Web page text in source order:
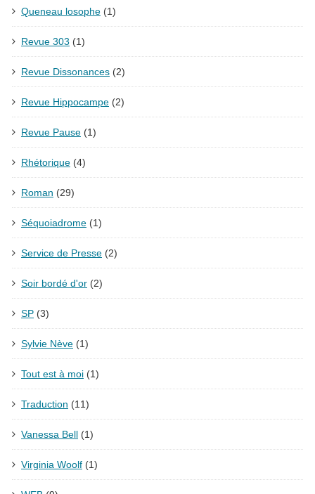
Queneau losophe (1)
Revue 303 (1)
Revue Dissonances (2)
Revue Hippocampe (2)
Revue Pause (1)
Rhétorique (4)
Roman (29)
Séquoiadrome (1)
Service de Presse (2)
Soir bordé d'or (2)
SP (3)
Sylvie Nève (1)
Tout est à moi (1)
Traduction (11)
Vanessa Bell (1)
Virginia Woolf (1)